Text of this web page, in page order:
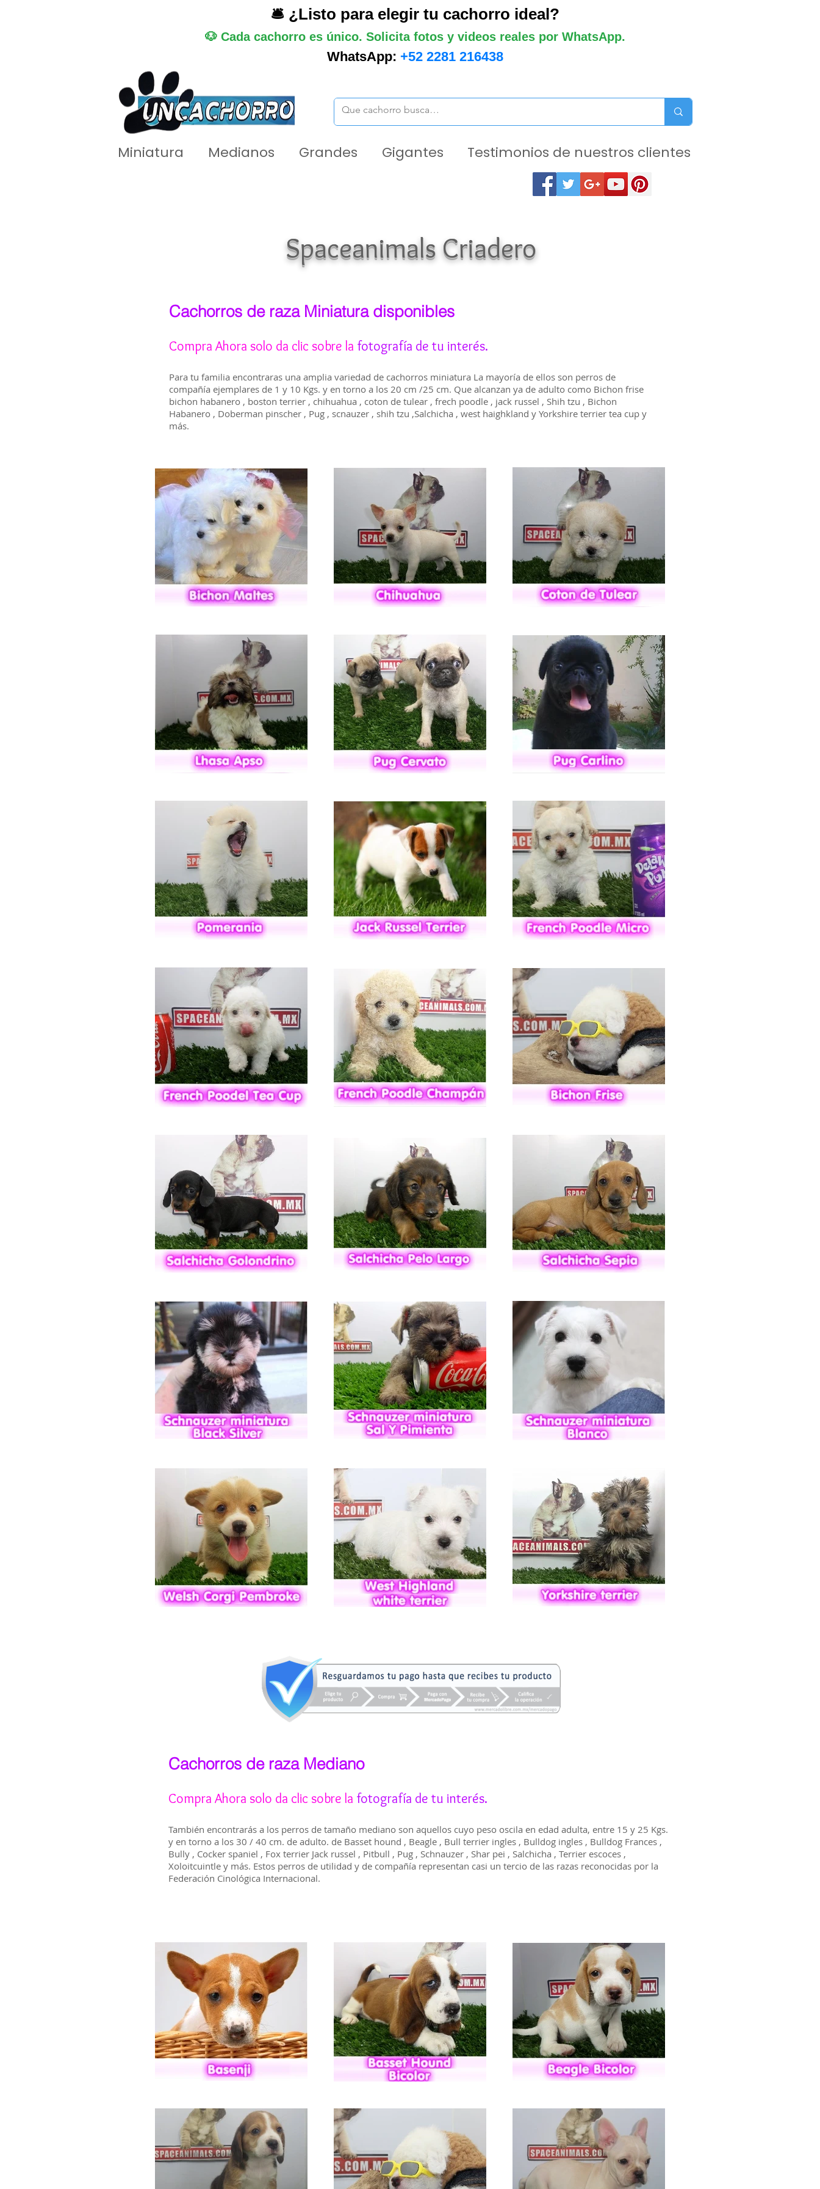
🛎️ ¿Listo para elegir tu cachorro ideal?
🐶 Cada cachorro es único. Solicita fotos y videos reales por WhatsApp.
WhatsApp: +52 2281 216438
Miniatura Medianos Grandes Gigantes Testimonios de nuestros clientes
Spaceanimals Criadero
Cachorros de raza Miniatura disponibles
Compra Ahora solo da clic sobre la fotografía de tu interés.
Para tu familia encontraras una amplia variedad de cachorros miniatura La mayoría de ellos son perros de
compañía ejemplares de 1 y 10 Kgs. y en torno a los 20 cm /25 cm. Que alcanzan ya de adulto como Bichon frise
bichon habanero , boston terrier , chihuahua , coton de tulear , frech poodle , jack russel , Shih tzu , Bichon
Habanero , Doberman pinscher , Pug , scnauzer , shih tzu ,Salchicha , west haighkland y Yorkshire terrier tea cup y
más.
Cachorros de raza Mediano
Compra Ahora solo da clic sobre la fotografía de tu interés.
También encontrarás a los perros de tamaño mediano son aquellos cuyo peso oscila en edad adulta, entre 15 y 25 Kgs.
y en torno a los 30 / 40 cm. de adulto. de Basset hound , Beagle , Bull terrier ingles , Bulldog ingles , Bulldog Frances ,
Bully , Cocker spaniel , Fox terrier Jack russel , Pitbull , Pug , Schnauzer , Shar pei , Salchicha , Terrier escoces ,
Xoloitcuintle y más. Estos perros de utilidad y de compañía representan casi un tercio de las razas reconocidas por la
Federación Cinológica Internacional.